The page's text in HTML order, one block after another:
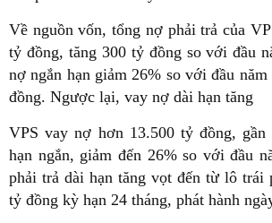
Về nguồn vốn, tổng nợ phải trả của
tỷ đồng, tăng 300 tỷ đồng so với đầu
nợ ngắn hạn giảm 26% so với đầu
đồng. Ngược lại, vay nợ dài hạn tăng
VPS vay nợ hơn 13.500 tỷ đồng,
hạn ngắn, giảm đến 26% so với đầu
phải trả dài hạn tăng vọt đến từ lô trái
tỷ đồng kỳ hạn 24 tháng, phát hành